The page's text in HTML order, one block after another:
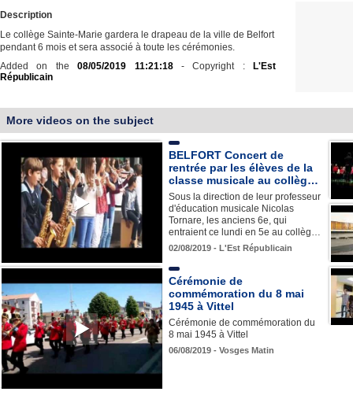
Description
Le collège Sainte-Marie gardera le drapeau de la ville de Belfort
pendant 6 mois et sera associé à toute les cérémonies.
Added on the08/05/2019 11:21:18- Copyright :
L'Est
Républicain
More videos on the subject
BELFORT Concert de
rentrée par les élèves de la
classe musicale au collèg…
Sous la direction de leur professeur
d'éducation musicale Nicolas
Tornare, les anciens 6e, qui
entraient ce lundi en 5e au collèg…
02/08/2019 - L'Est Républicain
Cérémonie de
commémoration du 8 mai
1945 à Vittel
Cérémonie de commémoration du
8 mai 1945 à Vittel
06/08/2019 - Vosges Matin